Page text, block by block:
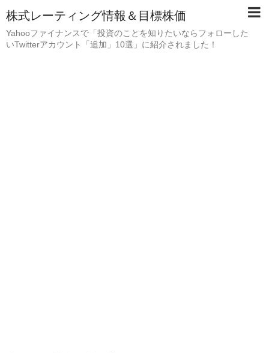
株式レーティング情報＆目標株価
Yahooファイナンスで「投資のことを知りたいならフォローした
いTwitterアカウント「追加」10選」に紹介されました！